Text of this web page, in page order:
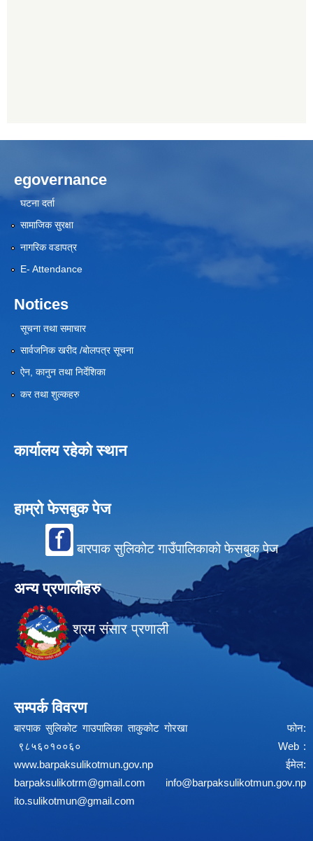
egovernance
घटना दर्ता
सामाजिक सुरक्षा
नागरिक वडापत्र
E- Attendance
Notices
सूचना तथा समाचार
सार्वजनिक खरीद /बोलपत्र सूचना
ऐन, कानुन तथा निर्देशिका
कर तथा शुल्कहरु
कार्यालय रहेको स्थान
हाम्रो फेसबुक पेज
बारपाक सुलिकोट गाउँपालिकाको फेसबुक पेज
अन्य प्रणालीहरु
श्रम संसार प्रणाली
सम्पर्क विवरण
बारपाक सुलिकोट गाउपालिका ताकुकोट गोरखा फोन:
९८५६०१००६० Web :
www.barpaksulikotmun.gov.np
ईमेल:
barpaksulikotrm@gmail.com
info@barpaksulikotmun.gov.np
ito.sulikotmun@gmail.com